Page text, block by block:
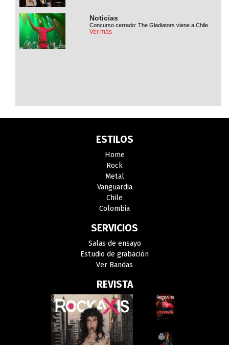
Noticias
Concurso cerrado: The Gladiators viene a Chile
Ver más
ESTILOS
Home
Rock
Metal
Vanguardia
Chile
Colombia
SERVICIOS
Salas de ensayo
Estudio de grabación
Ver Bandas
REVISTA